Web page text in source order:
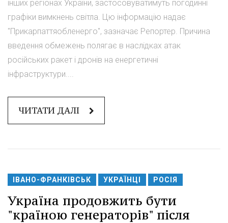
інших регіонах України, застосовуватимуть погодинні
графіки вимкнень світла. Цю інформацію надає
"Прикарпаттяобленерго", зазначає Репортер. Причина
введення обмежень полягає в наслідках атак
російських ракет і дронів на енергетичні
інфраструктури....
ЧИТАТИ ДАЛІ
ІВАНО-ФРАНКІВСЬК УКРАЇНЦІ РОСІЯ
Україна продовжить бути
"країною генераторів" після